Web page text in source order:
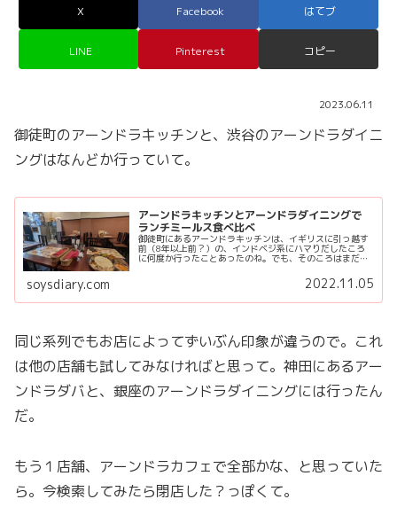
X Facebook はてブ
LINE Pinterest コピー
2023.06.11
御徒町のアーンドラキッチンと、渋谷のアーンドラダイニ
ングはなんどか行っていて。
アーンドラキッチンとアーンドラダイニングで
ランチミールス食べ比べ
御徒町にあるアーンドラキッチンは、イギリスに引っ越す
前（8年以上前？）の、インドベジ系にハマりだしたころ
に何度か行ったことあったのね。でも、そのころはまだミ
soysdiary.com 2022.11.05
同じ系列でもお店によってずいぶん印象が違うので。これ
は他の店舗も試してみなければと思って。神田にあるアー
ンドラダバと、銀座のアーンドラダイニングには行ったん
だ。
もう１店舗、アーンドラカフェで全部かな、と思っていた
ら。今検索してみたら閉店した？っぽくて。